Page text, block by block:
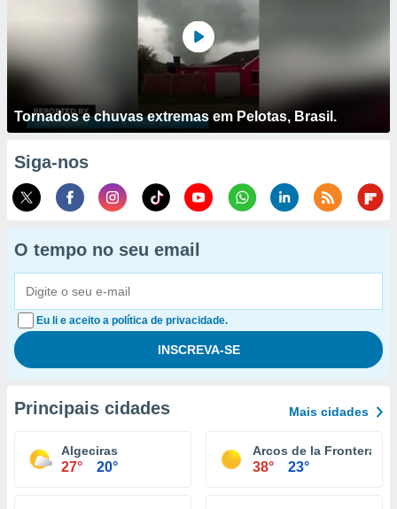
Tornados e chuvas extremas em Pelotas, Brasil.
Siga-nos
O tempo no seu email
Eu li e aceito a política de privacidade.
Principais cidades Mais cidades
Algeciras
27° 20°
Arcos de la Frontera
38° 23°